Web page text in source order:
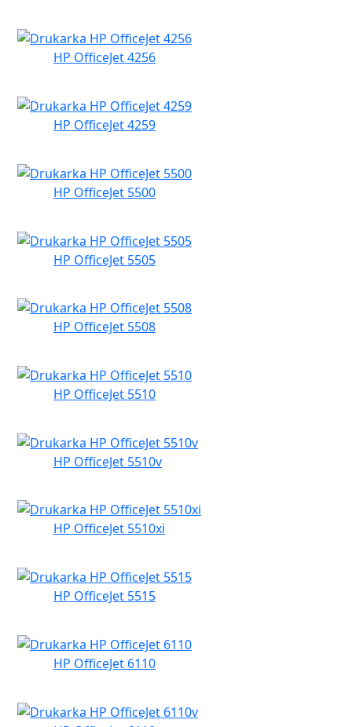
HP OfficeJet 4256
HP OfficeJet 4259
HP OfficeJet 5500
HP OfficeJet 5505
HP OfficeJet 5508
HP OfficeJet 5510
HP OfficeJet 5510v
HP OfficeJet 5510xi
HP OfficeJet 5515
HP OfficeJet 6110